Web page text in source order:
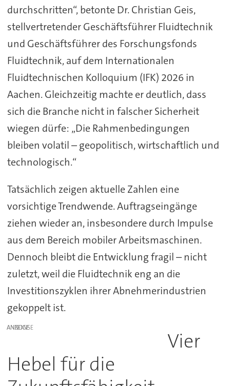
durchschritten“, betonte Dr. Christian Geis,
stellvertretender Geschäftsführer Fluidtechnik
und Geschäftsführer des Forschungsfonds
Fluidtechnik, auf dem Internationalen
Fluidtechnischen Kolloquium (IFK) 2026 in
Aachen. Gleichzeitig machte er deutlich, dass
sich die Branche nicht in falscher Sicherheit
wiegen dürfe: „Die Rahmenbedingungen
bleiben volatil – geopolitisch, wirtschaftlich und
technologisch.“
Tatsächlich zeigen aktuelle Zahlen eine
vorsichtige Trendwende. Auftragseingänge
ziehen wieder an, insbesondere durch Impulse
aus dem Bereich mobiler Arbeitsmaschinen.
Dennoch bleibt die Entwicklung fragil – nicht
zuletzt, weil die Fluidtechnik eng an die
Investitionszyklen ihrer Abnehmerindustrien
gekoppelt ist.
ANZEIGE
Vier
Hebel für die